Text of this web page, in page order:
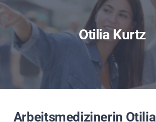
Service
News
Impressionen
Otilia Kurtz
Arbeitsmedizinerin